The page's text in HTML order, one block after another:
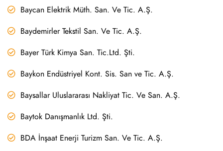
Baycan Elektrik Müth. San. Ve Tic. A.Ş.
Baydemirler Tekstil San. Ve Tic. A.Ş.
Bayer Türk Kimya San. Tic.Ltd. Şti.
Baykon Endüstriyel Kont. Sis. San ve Tic. A.Ş.
Baysallar Uluslararası Nakliyat Tic. Ve San. A.Ş.
Baytok Danışmanlık Ltd. Şti.
BDA İnşaat Enerji Turizm San. Ve Tic. A.Ş.